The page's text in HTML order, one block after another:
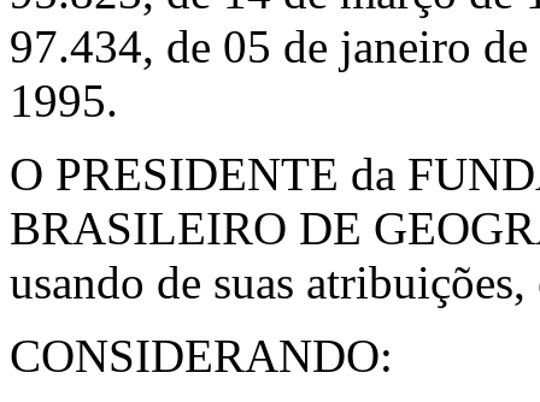
97.434, de 05 de janeiro
1995.
O PRESIDENTE da
BRASILEIRO DE
usando de suas atribuições,
CONSIDERANDO: